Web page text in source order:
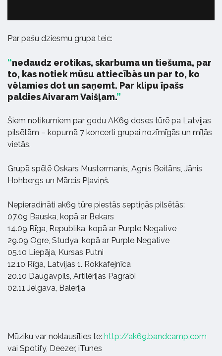
Par pašu dziesmu grupa teic:
nedaudz erotikas, skarbuma un tiešuma, par
to, kas notiek mūsu attiecībās un par to, ko
vēlamies dot un saņemt. Par klipu īpašs
paldies Aivaram Vaišļam.
Šiem notikumiem par godu AK69 doses tūrē pa Latvijas
pilsētām – kopumā 7 koncerti grupai nozīmīgās un mīļās
vietās.
Grupā spēlē Oskars Mustermanis, Agnis Beitāns, Jānis
Hohbergs un Mārcis Pļaviņš.
Nepieradināti ak69 tūre piestās septiņās pilsētās:
07.09 Bauska, kopā ar Bekars
14.09 Rīga, Republika, kopā ar Purple Negative
29.09 Ogre, Studya, kopā ar Purple Negative
05.10 Liepāja, Kursas Putni
12.10 Rīga, Latvijas 1. Rokkafejnīca
20.10 Daugavpils, Artilērijas Pagrabi
02.11 Jelgava, Balerija
Mūziku var noklausīties te: http://ak69.bandcamp.com
vai Spotify, Deezer, iTunes